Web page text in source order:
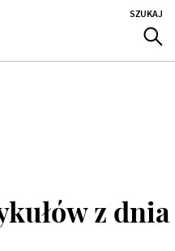
SZUKAJ
z dnia